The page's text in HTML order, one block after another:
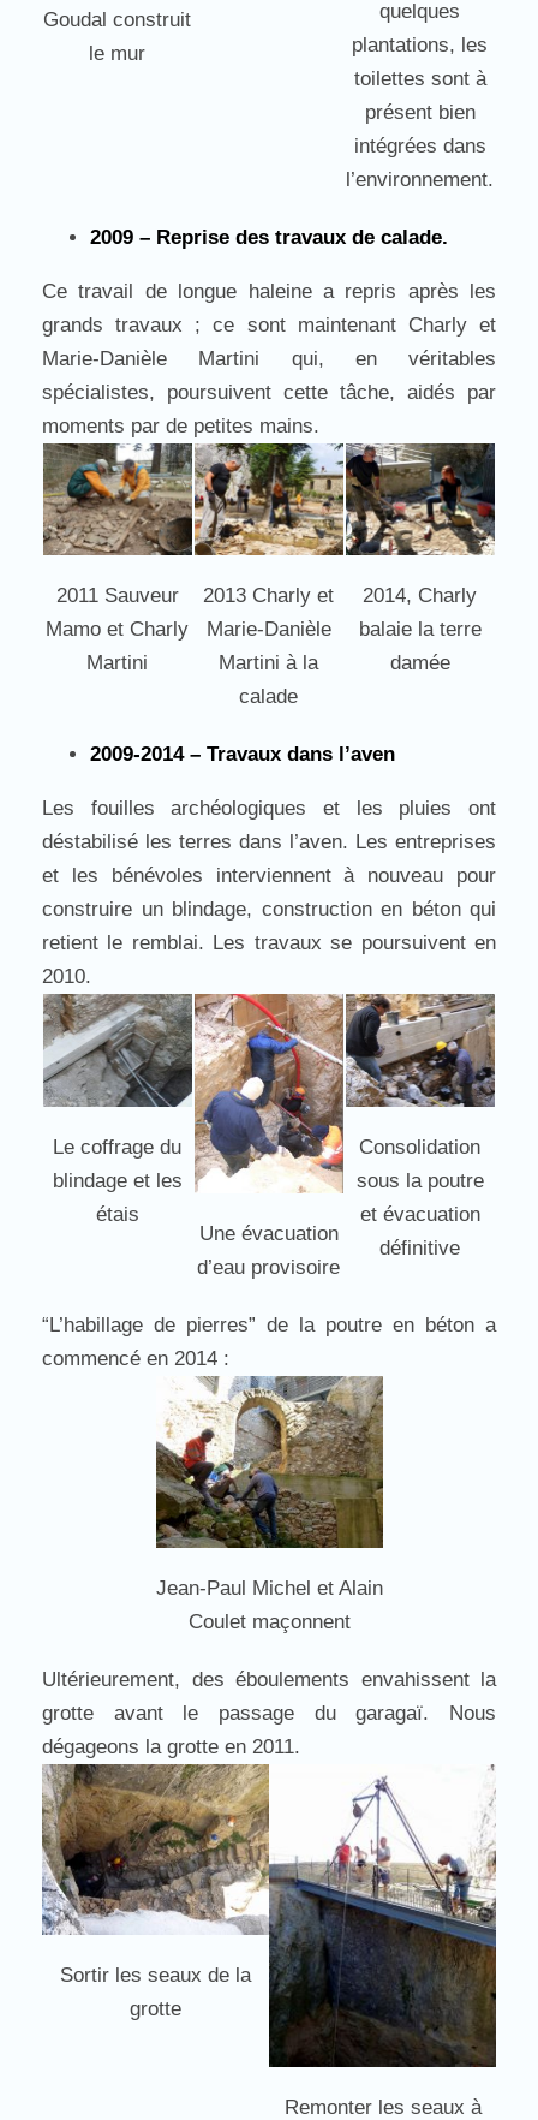
Goudal construit
le mur
quelques
plantations, les
toilettes sont à
présent bien
intégrées dans
l’environnement.
2009 – Reprise des travaux de calade.
Ce travail de longue haleine a repris après les
grands travaux ; ce sont maintenant Charly et
Marie-Danièle Martini qui, en véritables
spécialistes, poursuivent cette tâche, aidés par
moments par de petites mains.
2011 Sauveur
Mamo et Charly
Martini
2013 Charly et
Marie-Danièle
Martini à la
calade
2014, Charly
balaie la terre
damée
2009-2014 – Travaux dans l’aven
Les fouilles archéologiques et les pluies ont
déstabilisé les terres dans l’aven. Les entreprises
et les bénévoles interviennent à nouveau pour
construire un blindage, construction en béton qui
retient le remblai. Les travaux se poursuivent en
2010.
Le coffrage du
blindage et les
étais
Une évacuation
d’eau provisoire
Consolidation
sous la poutre
et évacuation
définitive
“L’habillage de pierres” de la poutre en béton a
commencé en 2014 :
Jean-Paul Michel et Alain
Coulet maçonnent
Ultérieurement, des éboulements envahissent la
grotte avant le passage du garagaï. Nous
dégageons la grotte en 2011.
Sortir les seaux de la
grotte
Remonter les seaux à